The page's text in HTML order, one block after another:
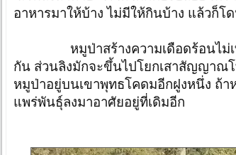
อาหารมาให้บ้าง ไม่มีให้กินบ้าง แล้วก็โ
หมูป่าสร้างความเดือดร้อนไม่เท่า
กัน ส่วนลิงมักจะขึ้นไปโยกเสาสัญญาณ
หมูป่าอยู่บนเขาพุทธโคดมอีกฝูงหนึ่ง ถ้า
แพร่พันธุ์ลงมาอาศัยอยู่ที่เดิมอีก